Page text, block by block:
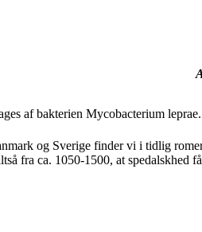
af bakterien Mycobacterium
og Sverige finder vi i tidlig
fra ca. 1050-1500, at spedalskhed